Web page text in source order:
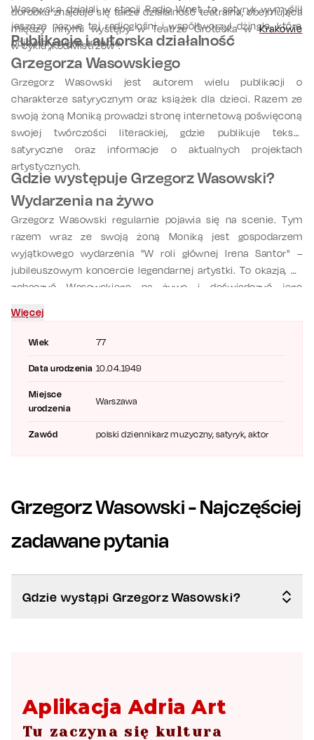
Wiek 77
Data urodzenia 10.04.1949
Miejsce
urodzenia
Warszawa
Zawód polski dziennikarz muzyczny, satyryk, aktor
Wasowską działali w stacji Radio Wnet, to satyryk wymyślił
jeszcze nazwę tej radiogłośni i współtworzył dżingle, które
pojawiały się na antenie.
dorobku znajduje się także działalność teatralna, obejmująca
między innymi występy w Teatrze Groteska wKrakowie
w cyklu „Kod Mistrzów”.
Publikacje i autorska działalność
Grzegorza Wasowskiego
Grzegorz Wasowski jest autorem wielu publikacji o
charakterze satyrycznym oraz książek dla dzieci. Razem ze
swoją żoną Moniką prowadzi stronę internetową poświęconą
swojej twórczości literackiej, gdzie publikuje teksty
satyryczne oraz informacje o aktualnych projektach
artystycznych.
Gdzie występuje Grzegorz Wasowski?
Wydarzenia na żywo
Grzegorz Wasowski regularnie pojawia się na scenie. Tym
razem wraz ze swoją żoną Moniką jest gospodarzem
wyjątkowego wydarzenia "W roli głównej Irena Santor" –
jubileuszowym koncercie legendarnej artystki. To okazja, by
zobaczyć Wasowskiego na żywo i doświadczyć jego
satyry. Sprawdź repertuar ikup bilety. Takie wydarzenia nie
zdarzają się często – serdecznie zapraszamy!
Więcej
Grzegorz Wasowski- Najczęściej
zadawane pytania
Gdzie wystąpi Grzegorz Wasowski?
Aplikacja Adria Art
Tu zaczyna się kultura